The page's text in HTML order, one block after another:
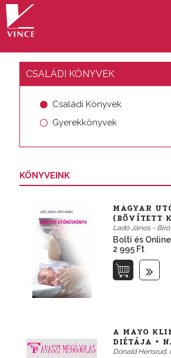
CSALÁDI KÖNYVEK
Családi Könyvek
Gyerekkönyvek
KÖNYVEINK
MAGYAR
(BŐVÍTETT
Ladó János -
Bolti és
2 995 Ft
A MAYO
DIÉTÁJA +
Donald Hensrud,